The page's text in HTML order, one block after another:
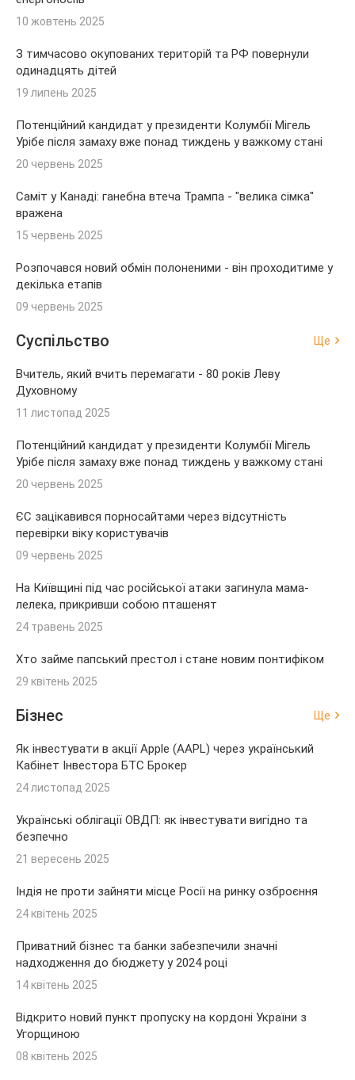
10 жовтень 2025
З тимчасово окупованих територій та РФ повернули
одинадцять дітей
19 липень 2025
Потенційний кандидат у президенти Колумбії Мігель
Урібе після замаху вже понад тиждень у важкому стані
20 червень 2025
Саміт у Канаді: ганебна втеча Трампа - "велика сімка"
вражена
15 червень 2025
Розпочався новий обмін полоненими - він проходитиме у
декілька етапів
09 червень 2025
Суспільство Ще
Вчитель, який вчить перемагати - 80 років Леву
Духовному
11 листопад 2025
Потенційний кандидат у президенти Колумбії Мігель
Урібе після замаху вже понад тиждень у важкому стані
20 червень 2025
ЄС зацікавився порносайтами через відсутність
перевірки віку користувачів
09 червень 2025
На Київщині під час російської атаки загинула мама-
лелека, прикривши собою пташенят
24 травень 2025
Хто займе папський престол і стане новим понтифіком
29 квітень 2025
Бізнес Ще
Як інвестувати в акції Apple (AAPL) через український
Кабінет Інвестора БТС Брокер
24 листопад 2025
Українські облігації ОВДП: як інвестувати вигідно та
безпечно
21 вересень 2025
Індія не проти зайняти місце Росії на ринку озброєння
24 квітень 2025
Приватний бізнес та банки забезпечили значні
надходження до бюджету у 2024 році
14 квітень 2025
Відкрито новий пункт пропуску на кордоні України з
Угорщиною
08 квітень 2025